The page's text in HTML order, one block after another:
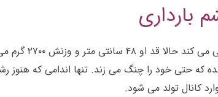
در هفته سی و
های وی آنقدر بلند شده که حتی خود را چنگ می زند. تنها